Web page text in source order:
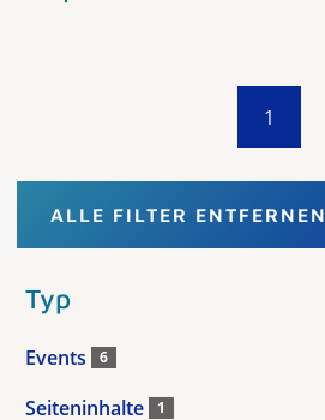
1
ALLE FILTER ENTFERNEN
Typ
Events 6
Seiteninhalte 1